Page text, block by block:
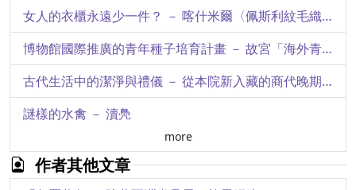
女人的衣櫃永遠少一件？ － 喀什米爾〈佩斯利紋毛織披肩〉
博物館國際推廣的青年種子培育計畫 － 故宮「海外青年文化大使研習營」活動紀要
古代生活中的潔淨與禮儀 － 從本院新入藏的商代晚期魚紋盤談起
謎樣的水禽 － 瀆鳧
寫盡繁華 － 晚明文化人王世貞與他的志業特展介紹
more
作者其他文章